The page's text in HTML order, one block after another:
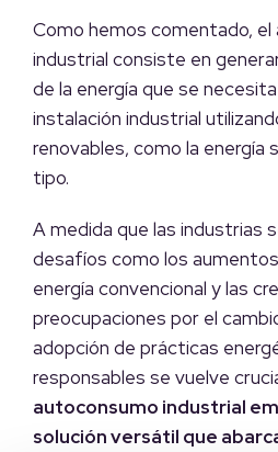
Como hemos comentado,
industrial consiste en
de la energía que se
instalación industrial
renovables, como la energía
tipo.
A medida que las industrias
desafíos como los
energía convencional y las
preocupaciones por el
adopción de prácticas
responsables se vuelve
autoconsumo industrial
solución versátil que